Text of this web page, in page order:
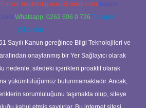
E-mail: backlinkpaneli@gmail.com Teams:
Whatsapp: 0262 606 0 726 Telegram:
@karabul
Sayılı Kanun gereğince Bilgi Teknolojileri ve
onaylanmış bir Yer Sağlayıcı olarak
nedenle, sitedeki içerikleri proaktif olarak
yükümlülüğümüz bulunmamaktadır. Ancak,
sorumluluğunu taşımakta olup, siteye